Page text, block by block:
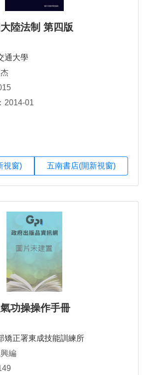
陸法制 第四版
通大學
2014-01
視窗) 五南書店(開新視窗)
功操操作手冊
矯正署東成技能訓練所
編